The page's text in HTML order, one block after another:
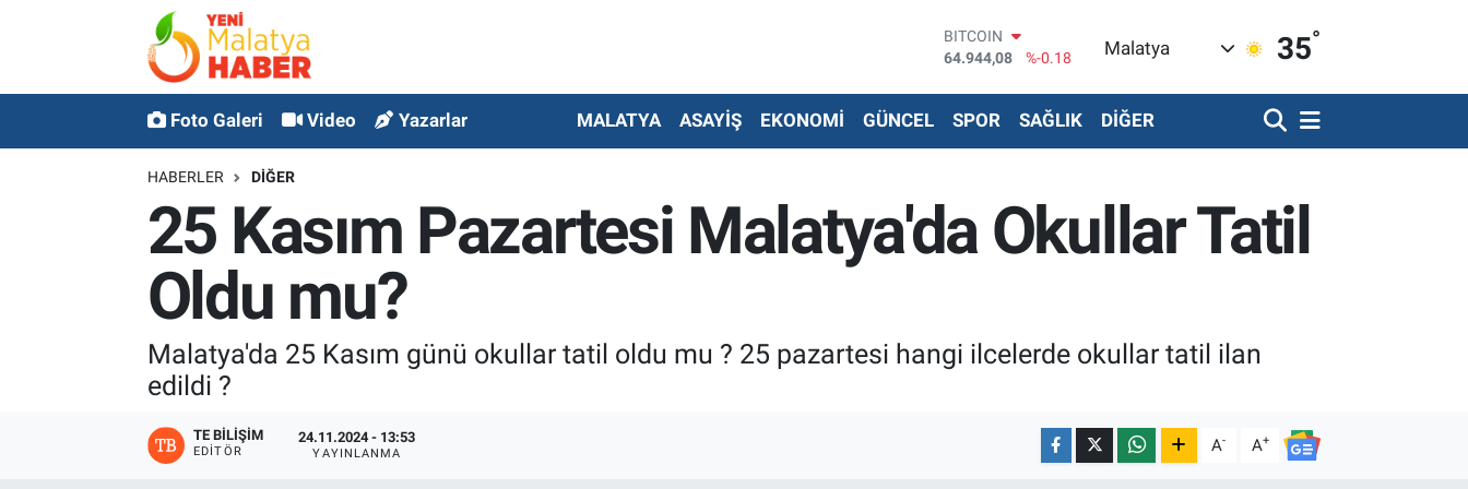
DOLAR
47,7436
%0.18
55,2510
%0.32
STERLİN
64,4811
%0.38
BİST100
13.779
%-14
Malatya 35°
Foto Galeri Video Yazarlar MALATYA ASAYİŞ EKONOMİ GÜNCEL SPOR SAĞLIK DİĞER
HABERLER DİĞER
25 Kasım Pazartesi Malatya'da Okullar Tatil
Oldu mu?
Malatya'da 25 Kasım günü okullar tatil oldu mu ? 25 pazartesi hangi ilcelerde okullar tatil ilan
edildi ?
TE BILIŞIM
EDITÖR
24.11.2024 - 13:53
YAYINLANMA A- A+
Malatya Nöbetçi Eczaneler
Malatya Trafik Yoğunluk Haritası
Süper Lig Puan Durumu ve Fikstür
Tüm Manşetler